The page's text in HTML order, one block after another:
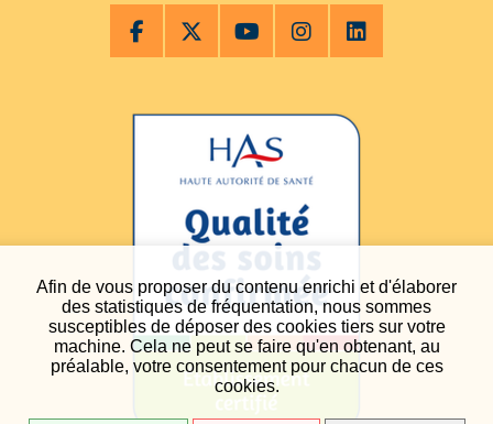
Afin de vous proposer du contenu enrichi et d'élaborer
des statistiques de fréquentation, nous sommes
susceptibles de déposer des cookies tiers sur votre
machine. Cela ne peut se faire qu'en obtenant, au
préalable, votre consentement pour chacun de ces
cookies.